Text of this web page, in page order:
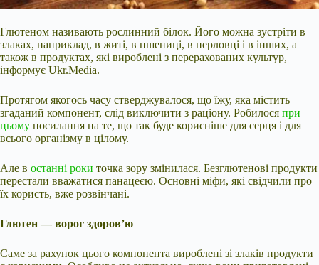
Глютеном називають рослинний білок. Його можна зустріти в
злаках, наприклад, в житі, в пшениці, в перловці і в інших, а
також в продуктах, які вироблені з перерахованих культур,
інформує Ukr.Media.
Протягом якогось часу стверджувалося, що їжу, яка містить
згаданий компонент, слід виключити з раціону. Робилося при
цьому посилання на те, що так буде корисніше для серця і для
всього організму в цілому.
Але в останні роки точка зору змінилася. Безглютенові продукти
перестали вважатися панацеєю. Основні міфи, які свідчили про
їх користь, вже розвінчані.
Глютен — ворог здоров’ю
Саме за рахунок цього компонента вироблені зі злаків продукти